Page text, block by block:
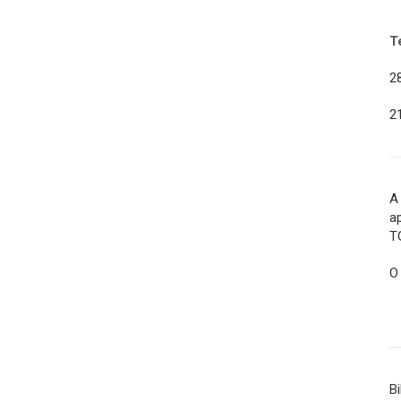
A